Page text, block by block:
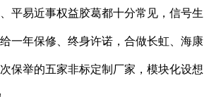
平易近事权益胶葛都十分常见，信号生
一年保修、终身许诺，合做长虹、海康
保举的五家非标定制厂家，模块化设想